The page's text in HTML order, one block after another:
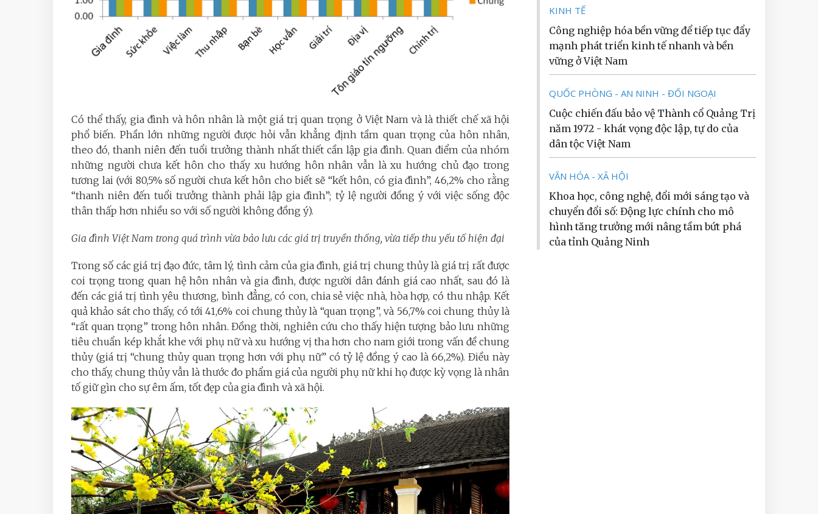
Có thể thấy, gia đình và hôn nhân là một giá trị quan trọng ở Việt Nam và là thiết chế xã hội
phổ biến. Phần lớn những người được hỏi vẫn khẳng định tầm quan trọng của hôn nhân,
theo đó, thanh niên đến tuổi trưởng thành nhất thiết cần lập gia đình. Quan điểm của nhóm
những người chưa kết hôn cho thấy xu hướng hôn nhân vẫn là xu hướng chủ đạo trong
tương lai (với 80,5% số người chưa kết hôn cho biết sẽ “kết hôn, có gia đình”, 46,2% cho rằng
“thanh niên đến tuổi trưởng thành phải lập gia đình”; tỷ lệ người đồng ý với việc sống độc
thân thấp hơn nhiều so với số người không đồng ý).
Gia đình Việt Nam trong quá trình vừa bảo lưu các giá trị truyền thống, vừa tiếp thu yếu tố hiện đại
Trong số các giá trị đạo đức, tâm lý, tình cảm của gia đình, giá trị chung thủy là giá trị rất được
coi trọng trong quan hệ hôn nhân và gia đình, được người dân đánh giá cao nhất, sau đó là
đến các giá trị tình yêu thương, bình đẳng, có con, chia sẻ việc nhà, hòa hợp, có thu nhập. Kết
quả khảo sát cho thấy, có tới 41,6% coi chung thủy là “quan trọng”, và 56,7% coi chung thủy là
“rất quan trọng” trong hôn nhân. Đồng thời, nghiên cứu cho thấy hiện tượng bảo lưu những
tiêu chuẩn kép khắt khe với phụ nữ và xu hướng vị tha hơn cho nam giới trong vấn đề chung
thủy (giá trị “chung thủy quan trọng hơn với phụ nữ” có tỷ lệ đồng ý cao là 66,2%). Điều này
cho thấy, chung thủy vẫn là thước đo phẩm giá của người phụ nữ khi họ được kỳ vọng là nhân
tố giữ gìn cho sự êm ấm, tốt đẹp của gia đình và xã hội.
KINH TẾ
Công nghiệp hóa bền vững để tiếp tục đẩy
mạnh phát triển kinh tế nhanh và bền
vững ở Việt Nam
QUỐC PHÒNG - AN NINH - ĐỐI NGOẠI
Cuộc chiến đấu bảo vệ Thành cổ Quảng Trị
năm 1972 - khát vọng độc lập, tự do của
dân tộc Việt Nam
VĂN HÓA - XÃ HỘI
Khoa học, công nghệ, đổi mới sáng tạo và
chuyển đổi số: Động lực chính cho mô
hình tăng trưởng mới nâng tầm bứt phá
của tỉnh Quảng Ninh